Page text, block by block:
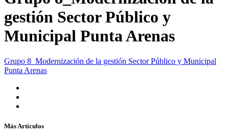
gestión Sector Público y
Municipal Punta Arenas
Grupo 8_Modernización de la gestión Sector Público y Municipal
Punta Arenas
Más Artículos